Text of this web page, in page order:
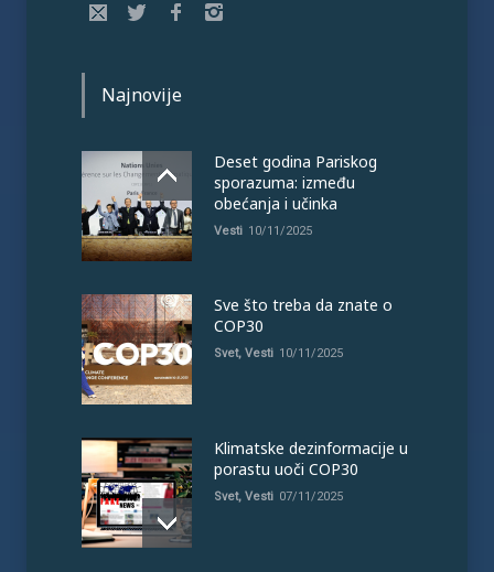
Najnovije
Deset godina Pariskog
sporazuma: između
obećanja i učinka
Vesti 10/11/2025
Sve što treba da znate o
COP30
Svet, Vesti 10/11/2025
Klimatske dezinformacije u
porastu uoči COP30
Svet, Vesti 07/11/2025